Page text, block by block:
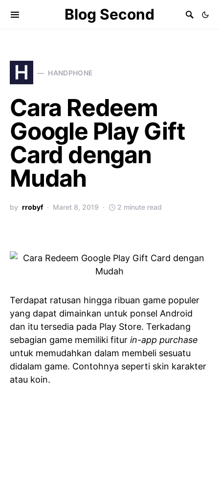
Blog Second
H HANDPHONE
Cara Redeem
Google Play Gift
Card dengan
Mudah
by rrobyf Maret 8, 2019 2 minute read
Terdapat ratusan hingga ribuan game populer
yang dapat dimainkan untuk ponsel Android
dan itu tersedia pada Play Store. Terkadang
sebagian game memiliki fitur in-app purchase
untuk memudahkan dalam membeli sesuatu
didalam game. Contohnya seperti skin karakter
atau koin.